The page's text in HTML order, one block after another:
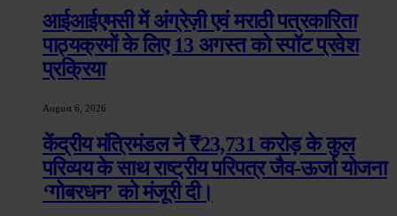
आईआईएमसी में अंग्रेज़ी एवं मराठी पत्रकारिता
पाठ्यक्रमों के लिए 13 अगस्त को स्पॉट प्रवेश
प्रक्रिया
August 6, 2026
केंद्रीय मंत्रिमंडल ने ₹23,731 करोड़ के कुल
परिव्यय के साथ राष्ट्रीय परिपत्र जैव-ऊर्जा योजना
‘गोबरधन’ को मंजूरी दी।